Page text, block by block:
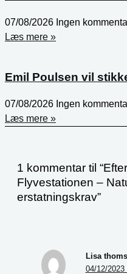
07/08/2026 Ingen
Læs mere »
Emil Poulsen vil
07/08/2026 Ingen
Læs mere »
1 kommentar til
Flyvestationen –
erstatningskrav”
Lisa
04/12/